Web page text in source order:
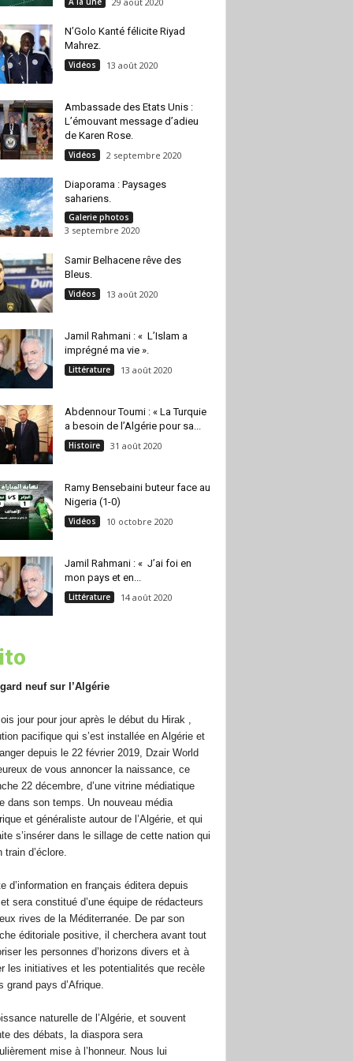
N’Golo Kanté félicite Riyad
Mahrez.
Vidéos 13 août 2020
Ambassade des Etats Unis :
L’émouvant message d’adieu
de Karen Rose.
Vidéos 2 septembre 2020
Diaporama : Paysages
sahariens.
Galerie photos
3 septembre 2020
Samir Belhacene rêve des
Bleus.
Vidéos 13 août 2020
Jamil Rahmani : « L’Islam a
imprégné ma vie ».
Littérature 13 août 2020
Abdennour Toumi : « La Turquie
a besoin de l’Algérie pour sa...
Histoire 31 août 2020
Ramy Bensebaini buteur face au
Nigeria (1-0)
Vidéos 10 octobre 2020
Jamil Rahmani : « J’ai foi en
mon pays et en...
Littérature 14 août 2020
neuf sur l’Algérie
jour pour jour après le début du Hirak ,
pacifique qui s’est installée en Algérie et
depuis le 22 février 2019, Dzair World
de vous annoncer la naissance, ce
22 décembre, d’une vitrine médiatique
dans son temps. Un nouveau média
et généraliste autour de l’Algérie, et qui
s’insérer dans le sillage de cette nation qui
train d’éclore.
d’information en français éditera depuis
sera constitué d’une équipe de rédacteurs
rives de la Méditerranée. De par son
éditoriale positive, il cherchera avant tout
les personnes d’horizons divers et à
les initiatives et les potentialités que recèle
grand pays d’Afrique.
naturelle de l’Algérie, et souvent
des débats, la diaspora sera
mise à l’honneur. Nous lui